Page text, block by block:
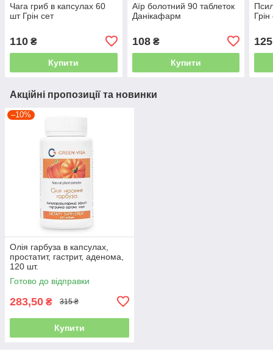
Чага гриб в капсулах 60
шт Грін сет
110 ₴
Купити
Аїр болотний 90 таблеток
Данікафарм
108₴
Купити
Грін
125
Акційні пропозиції та новинки
–10%
Олія гарбуза в капсулах,
простатит, гастрит, аденома,
120 шт.
Готово до відправки
283,50 ₴ 315 ₴
Купити